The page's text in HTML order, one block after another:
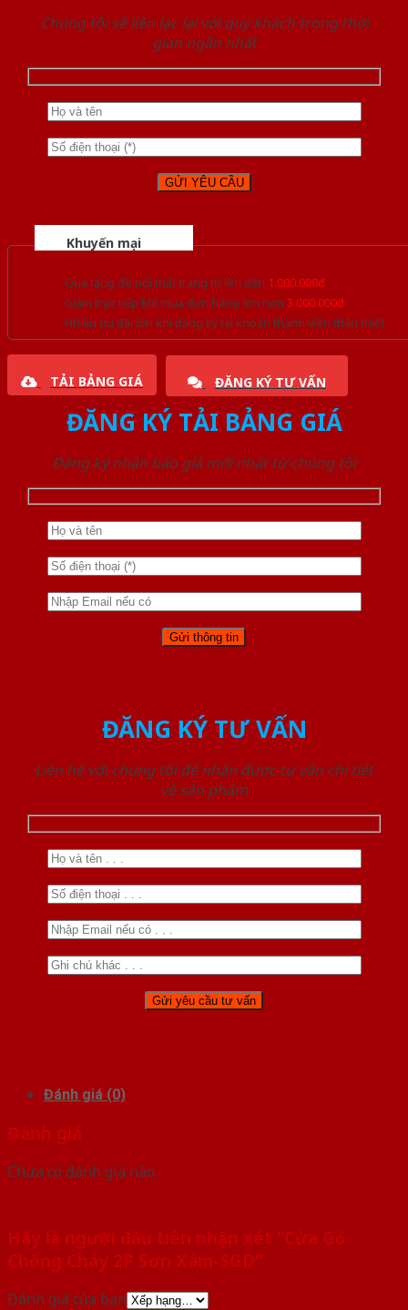
Chúng tôi sẽ liên lạc lại với quý khách trong thời
gian ngắn nhất
Khuyến mại
Quà tặng đồ nội thất trang trí lên đến 1.000.000đ
Giảm trực tiếp khi mua đơn hàng lớn hơn 3.000.000đ
Nhiều ưu đãi lớn khi đăng ký tài khoản thành viên thân thiết
TẢI BẢNG GIÁ ĐĂNG KÝ TƯ VẤN
ĐĂNG KÝ TẢI BẢNG GIÁ
Đăng ký nhận báo giá mới nhất từ chúng tôi
ĐĂNG KÝ TƯ VẤN
Liên hệ với chúng tôi để nhận được tư vấn chi tiết
về sản phẩm
Đánh giá (0)
Đánh giá
Chưa có đánh giá nào.
Hãy là người đầu tiên nhận xét “Cửa Gỗ
Chống Cháy 2P Sơn Xám-SGD”
Đánh giá của bạn